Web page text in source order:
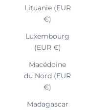
Lituanie (EUR
€)
Luxembourg
(EUR €)
Macédoine
du Nord (EUR
€)
Madagascar